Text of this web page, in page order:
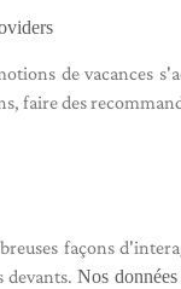
de vacances
faire des
façons
devants. Nos